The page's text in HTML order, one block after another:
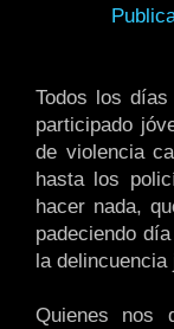
Todos los
participado
de violencia
hasta los
hacer nada,
padeciendo
la delincuencia
Quienes nos